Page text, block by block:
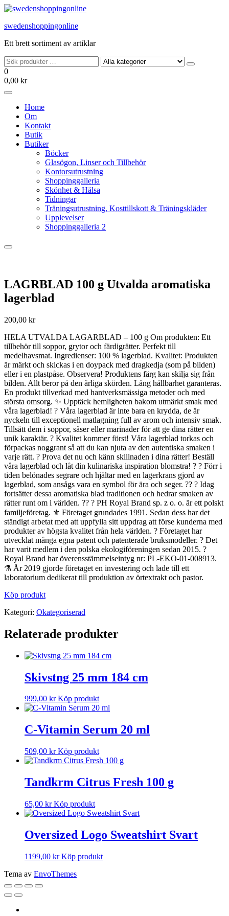
Hoppa
innehållet
swedenshoppingonline
Ett brett sortiment av artiklar
0
0,00 kr
Home
Om
Kontakt
Butik
Butiker
Böcker
Glasögon, Linser och Tillbehör
Kontorsutrustning
Shoppinggalleria
Skönhet & Hälsa
Tidningar
Träningsutrustning, Kosttillskott & Träningskläder
Upplevelser
Shoppinggalleria 2
LAGRBLAD 100 g Utvalda aromatiska
lagerblad
200,00 kr
HELA UTVALDA LAGARBLAD – 100 g Om produkten: Ett
tillbehör till soppor, grytor och färdigrätter. Perfekt till
medelhavsmat. Ingredienser: 100 % lagerblad. Kvalitet: Produkten
är märkt och skickas i en doypack med dragkedja (som på bilden)
eller i en plastpåse. Observera! Produktens färg kan skilja sig från
bilden. Allt beror på den årliga skörden. Lång hållbarhet garanteras.
En produkt tillverkad med hantverksmässiga metoder och med
största omsorg. ✨ Upptäck hemligheten bakom utmärkt smak med
våra lagerblad! ️?️ Våra lagerblad är inte bara en krydda, de är
nyckeln till exceptionell matlagning full av arom och intensiv smak.
Tillsätt dem i soppor, såser eller marinader för att ge dina rätter en
unik karaktär. ? Kvalitet kommer först! Våra lagerblad torkas och
förpackas noggrant så att du kan njuta av den autentiska smaken i
varje rätt. ? Prova det nu och känn skillnaden i dina rätter! Beställ
våra lagerblad och låt din kulinariska inspiration blomstra! ?️ ? Förr i
tiden belönades segrare och hjältar med en lagerkrans gjord av
lagerblad, som ansågs vara en symbol för ära och seger. ?? ? Idag
fortsätter dessa aromatiska blad traditionen och hedrar smaken av
rätter runt om i världen. ?? ? PH Royal Brand sp. z o. o. är ett polskt
familjeföretag. ⚜️ Företaget grundades 1991. Sedan dess har det
ständigt arbetat med att uppfylla sitt uppdrag att förse kunderna med
produkter av högsta kvalitet från hela världen. ? Företaget har
utvecklat många egna patent och patenterade bruksmodeller. ? Det
har varit medlem i den polska ekologiföreningen sedan 2015. ?
Royal Brand har överensstämmelseintyg nr: PL-EKO-01-008913.
⚗️ År 2019 gjorde företaget en investering och lade till ett
laboratorium dedikerat till produktion av örtextrakt och pastor.
Köp produkt
Kategori: Okategoriserad
Relaterade produkter
Skivstng 25 mm 184 cm
999,00 kr Köp produkt
C-Vitamin Serum 20 ml
509,00 kr Köp produkt
Tandkrm Citrus Fresh 100 g
65,00 kr Köp produkt
Oversized Logo Sweatshirt Svart
1199,00 kr Köp produkt
Tema av EnvoThemes